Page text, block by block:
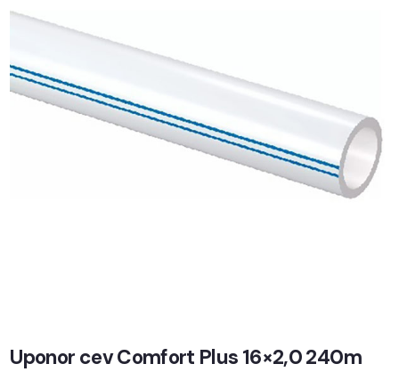
Uponor cev Comfort Plus 16×2,0 240m